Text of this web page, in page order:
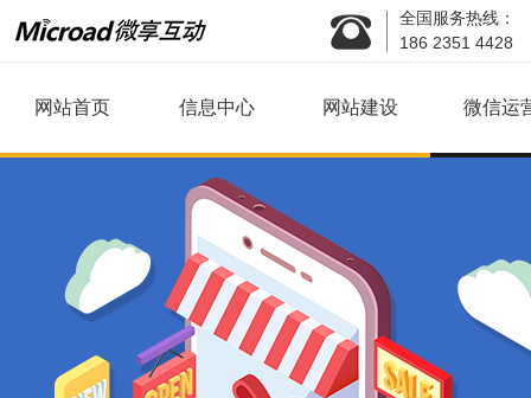
全国服务热线：
186 2351 4428
网站首页 信息中心 网站建设 微信运